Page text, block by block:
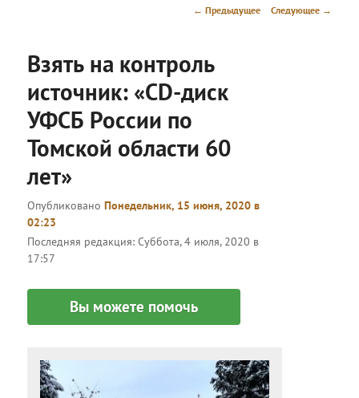
Навигация
← Предыдущее Следующее →
Взять на контроль
источник: «CD-диск
УФСБ России по
Томской области 60
лет»
ОпубликованоПонедельник, 15 июня, 2020 в
02:23
Последняя редакция: Суббота, 4 июля, 2020 в
17:57
Вы можете помочь